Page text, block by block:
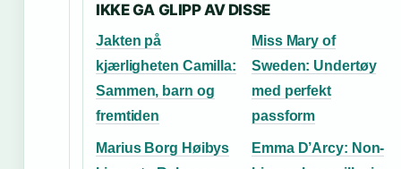
IKKE GA GLIPP AV DISSE
Jakten på
kjærligheten Camilla:
Sammen, barn og
fremtiden
Miss Mary of
Sweden: Undertøy
med perfekt
passform
Marius Borg Høibys
Emma D’Arcy: Non-